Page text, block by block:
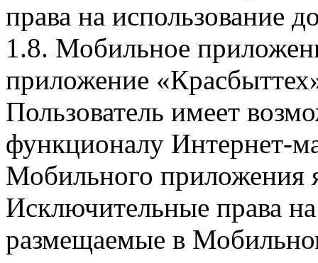
права на использование
1.8. Мобильное
приложение
Пользователь имеет
функционалу Интернет-
Мобильного приложения
Исключительные права
размещаемые в